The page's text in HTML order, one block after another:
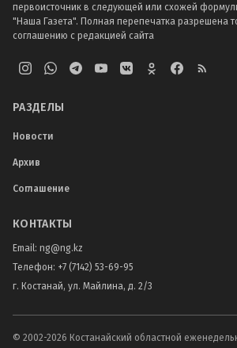
первоисточник в следующей или схожей
"Наша Газета". Полная перепечатка разрешена
соглашению с редакцией сайта
РАЗДЕЛЫ
Новости
Архив
Соглашение
КОНТАКТЫ
Email: ng@ng.kz
Телефон: +7 (7142) 53-69-95
г. Костанай, ул. Майлина, д. 2/3
© 2002-2026 Костанайский областной